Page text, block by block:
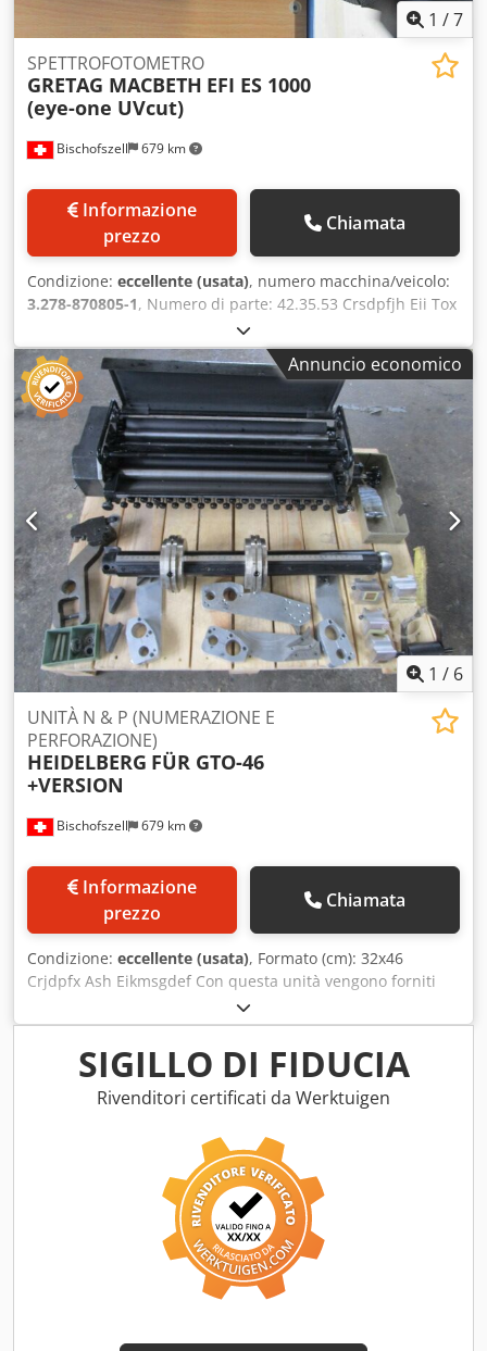
1 /7
Bischofszell 679 km
SPETTROFOTOMETRO
GRETAG MACBETH EFI ES 1000
(eye-one UVcut)
prezzo
Chiamata
Condizione: eccellente (usata), numero macchina/veicolo:
3.278-870805-1, Numero di parte: 42.35.53 Crsdpfjh Eii Tox
Agdjf Dati tecnici e descrizione: consultare le immagini.
Annuncio economico
1 / 6
Bischofszell 679 km
UNITÀ N & P (NUMERAZIONE E
PERFORAZIONE)
HEIDELBERG FÜR GTO-46
+VERSION
prezzo
Chiamata
Condizione: eccellente (usata), Formato (cm): 32x46
Crjdpfx Ash Eikmsgdef Con questa unità vengono forniti
tutti gli utensili, gli strumenti per la scanalatura e la
perforazione, e i relativi supporti. (vedere immagini)
SIGILLO DI FIDUCIA
Rivenditori certificati da Werktuigen